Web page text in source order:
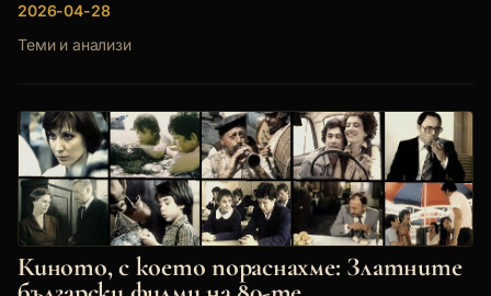
2026-04-28
Теми и анализи
Киното, с което пораснахме: Златните